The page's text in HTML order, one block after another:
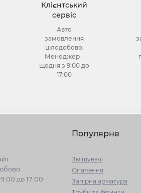
Клієнтський
сервіс
Авто
замовлення
цілодобово.
Менеджер -
щодня з 9:00 до
17:00
до 17:00
Популярне
Змішувачі
Опалення
Запірна арматура